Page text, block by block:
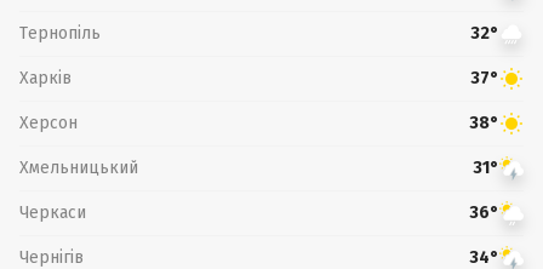
Тернопіль 32°
Харків 37°
Херсон 38°
Хмельницький 31°
Черкаси 36°
Чернігів 34°